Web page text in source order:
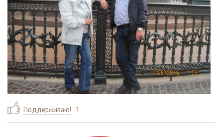
Поддерживаю! 1